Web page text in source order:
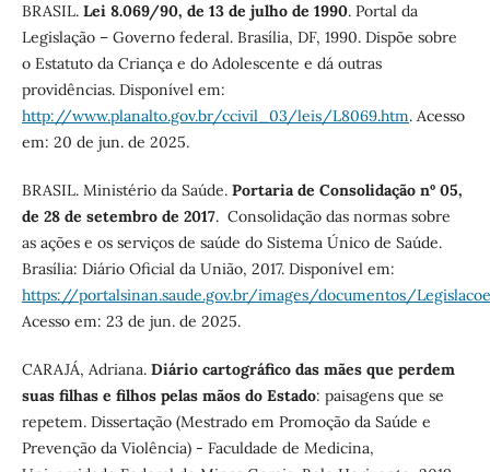
BRASIL. Lei 8.069/90, de 13 de julho de 1990. Portal da
Legislação – Governo federal. Brasília, DF, 1990. Dispõe sobre
o Estatuto da Criança e do Adolescente e dá outras
providências. Disponível em:
http://www.planalto.gov.br/ccivil_03/leis/L8069.htm. Acesso
em: 20 de jun. de 2025.
BRASIL. Ministério da Saúde. Portaria de Consolidação nº 05,
de 28 de setembro de 2017. Consolidação das normas sobre
as ações e os serviços de saúde do Sistema Único de Saúde.
Brasília: Diário Oficial da União, 2017. Disponível em:
https://portalsinan.saude.gov.br/images/documentos/
Acesso em: 23 de jun. de 2025.
CARAJÁ, Adriana. Diário cartográfico das mães que perdem
suas filhas e filhos pelas mãos do Estado: paisagens que se
repetem. Dissertação (Mestrado em Promoção da Saúde e
Prevenção da Violência) - Faculdade de Medicina,